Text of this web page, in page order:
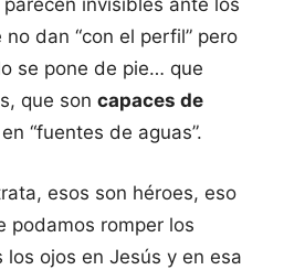
invisibles ante los
dan “con el perfil” pero
se pone de pie… que
que son capaces de
en “fuentes de aguas”.
esos son héroes, eso
podamos romper los
ojos en Jesús y en esa